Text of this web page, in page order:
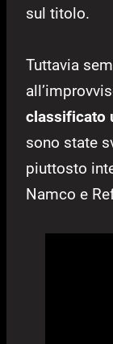
sul titolo.
Tuttavia
classificato
sono state
piuttosto
Namco e